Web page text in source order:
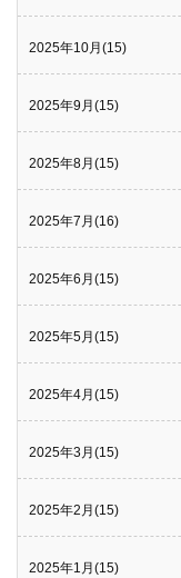
2025年10月(15)
2025年9月(15)
2025年8月(15)
2025年7月(16)
2025年6月(15)
2025年5月(15)
2025年4月(15)
2025年3月(15)
2025年2月(15)
2025年1月(15)